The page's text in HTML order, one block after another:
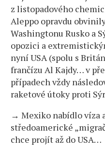
z listopadového
Aleppo opravdu
Washingtonu Rusko a
opozici a
nyní USA (spolu s
frančízu Al Kajdy… v
případech vždy
raketové útoky proti
→ Mexiko nabídlo víza
středoamerické
chce projít až do USA…